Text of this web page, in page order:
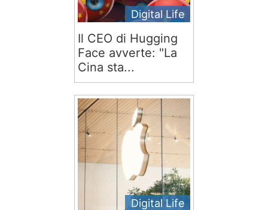
Digital Life
Il CEO di Hugging
Face avverte: "La
Cina sta...
Digital Life